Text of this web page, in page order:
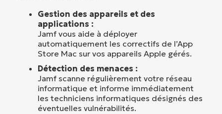
Gestion des appareils et des
applications :
Jamf vous aide à déployer
automatiquement les correctifs de l’App
Store Mac sur vos appareils Apple gérés.
Détection des menaces :
Jamf scanne régulièrement votre réseau
informatique et informe immédiatement
les techniciens informatiques désignés des
éventuelles vulnérabilités.